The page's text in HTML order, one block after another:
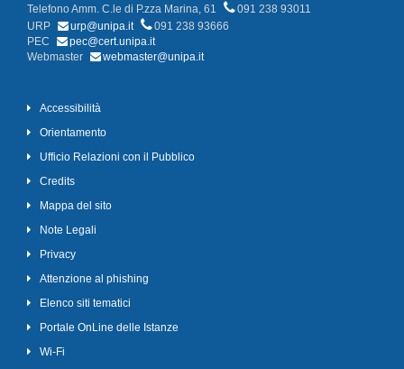
Telefono Amm. C.le di P.zza Marina, 61
091 238 93011
URP
urp@unipa.it
091 238 93666
PEC
pec@cert.unipa.it
Webmaster
webmaster@unipa.it
Accessibilità
Orientamento
Ufficio Relazioni con il Pubblico
Credits
Mappa del sito
Note Legali
Privacy
Attenzione al phishing
Elenco siti tematici
Portale OnLine delle Istanze
Wi-Fi